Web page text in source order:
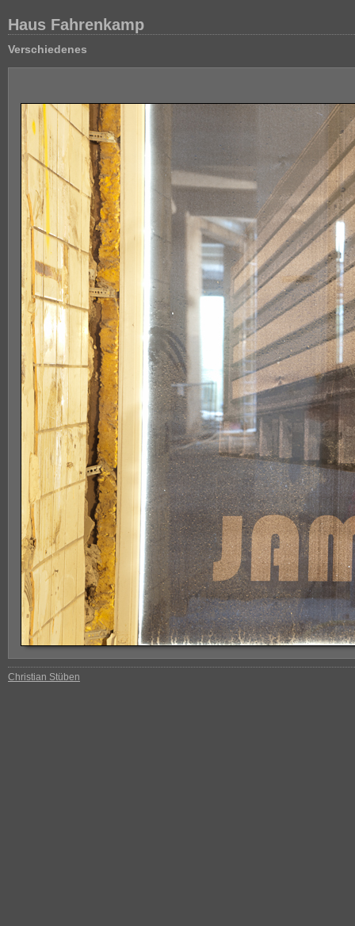
Haus Fahrenkamp
Verschiedenes
Christian Stüben